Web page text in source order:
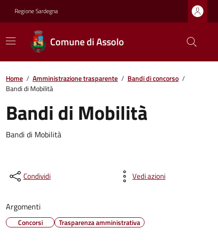
Regione Sardegna
Comune di Assolo
Home / Amministrazione trasparente / Bandi di concorso /
Bandi di Mobilità
Bandi di Mobilità
Bandi di Mobilità
Condividi Vedi azioni
Argomenti
Concorsi Trasparenza amministrativa